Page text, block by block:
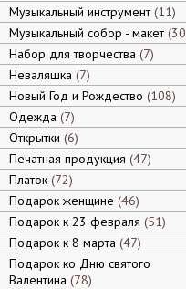
Музыкальный инструмент 11
Музыкальный собор - макет 30
Набор для творчества 7
Неваляшка 7
Новый Год и Рождество 108
Одежда 7
Открытки 6
Печатная продукция 47
Платок 72
Подарок женщине 46
Подарок к 23 февраля 51
Подарок к 8 марта 47
Подарок ко Дню святого
Валентина 78